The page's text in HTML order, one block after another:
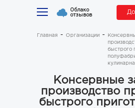
Облако
отзывов
Главная Организации
быстрого
Консервные
производство
быстрого